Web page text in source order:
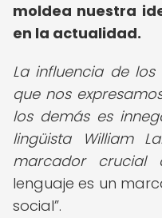
moldea nuestra
en la actualidad.
La influencia de
que nos
los demás es
lingüista William
marcador crucial
lenguaje es un
social .